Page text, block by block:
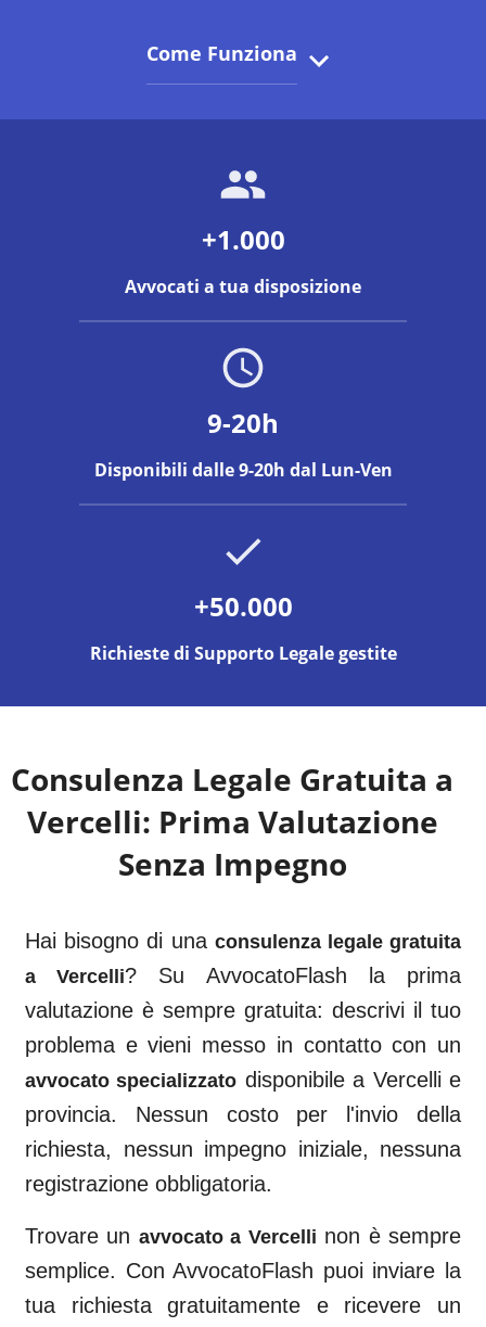
Come Funziona
+1.000
Avvocati a tua disposizione
9-20h
Disponibili dalle 9-20h dal Lun-Ven
+50.000
Richieste di Supporto Legale gestite
Consulenza Legale Gratuita a
Vercelli: Prima Valutazione
Senza Impegno
Hai bisogno di una consulenza legale gratuita
aVercelli? Su AvvocatoFlash la prima
valutazione è sempre gratuita: descrivi il tuo
problema e vieni messo in contatto con un
avvocato specializzato disponibile a Vercelli e
provincia. Nessun costo per l'invio della
richiesta, nessun impegno iniziale, nessuna
registrazione obbligatoria.
Trovare un avvocato a Vercelli non è sempre
semplice. Con AvvocatoFlash puoi inviare la
tua richiesta gratuitamente e ricevere un